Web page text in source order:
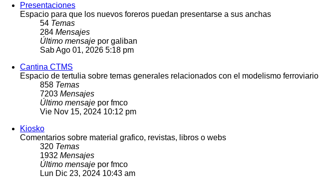
Presentaciones
Espacio para que los nuevos foreros puedan presentarse a sus anchas
54 Temas
284 Mensajes
Último mensaje por galiban
Sab Ago 01, 2026 5:18 pm
Cantina CTMS
Espacio de tertulia sobre temas generales relacionados con el modelismo ferroviario
858 Temas
7203 Mensajes
Último mensaje por fmco
Vie Nov 15, 2024 10:12 pm
Kiosko
Comentarios sobre material grafico, revistas, libros o webs
320 Temas
1932 Mensajes
Último mensaje por fmco
Lun Dic 23, 2024 10:43 am